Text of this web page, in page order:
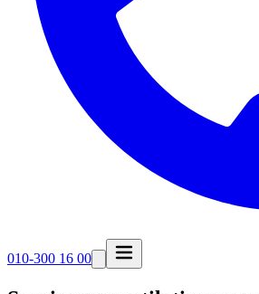
010-300 16 00